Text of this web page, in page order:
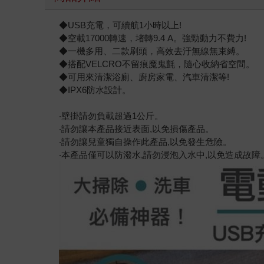
◆USB充電，可續航1小時以上!
◆空載17000轉速，堵轉9.4 A。強勁動力不費力!
◆一機多用、二款刷頭，高效去汙無線無束縛。
◆搭配VELCRO不留痕魔鬼氈，隨心收納省空間。
◆可用來清潔浴廁、廚房家電、汽車清潔等!
◆IPX6防水設計。
‧壁掛請勿負載超過1公斤。
‧請勿讓本產品接近表面,以免損傷產品。
‧請勿讓兒童獨自操作此產品,以免發生危險。
‧本產品僅可以防潑水,請勿浸泡入水中,以免造成故障